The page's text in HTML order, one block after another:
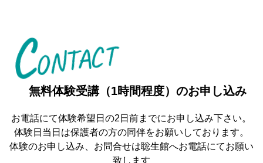
C
O
N
T
A
CT
無料体験受講（1時間程度）のお申し込み
お電話にて体験希望日の2日前までにお申し込み下さい。
体験日当日は保護者の方の同伴をお願いしております。
体験のお申し込み、お問合せは聡生館へお電話にてお願い
致します